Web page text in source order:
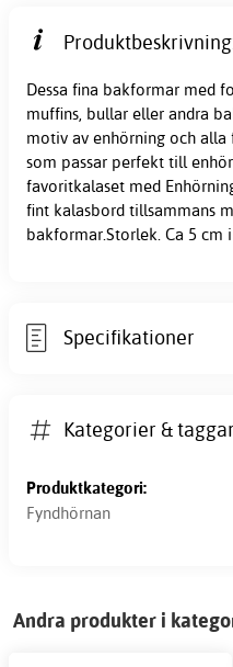
Dessa fina bakformar med
muffins, bullar eller andra
motiv av enhörning och
som passar perfekt till
favoritkalaset med
fint kalasbord tillsammans
bakformar.Storlek. Ca 5 cm
Specifikationer
Kategorier & taggar
Produktkategori:
Fyndhörnan
Andra produkter i